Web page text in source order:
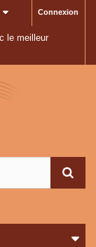
Connexion
le meilleur